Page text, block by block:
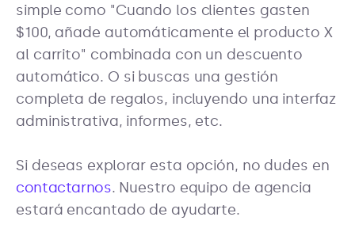
simple como "Cuando los clientes gasten
$100, añade automáticamente el producto X
al carrito" combinada con un descuento
automático. O si buscas una gestión
completa de regalos, incluyendo una interfaz
administrativa, informes, etc.
Si deseas explorar esta opción, no dudes en
contactarnos. Nuestro equipo de agencia
estará encantado de ayudarte.